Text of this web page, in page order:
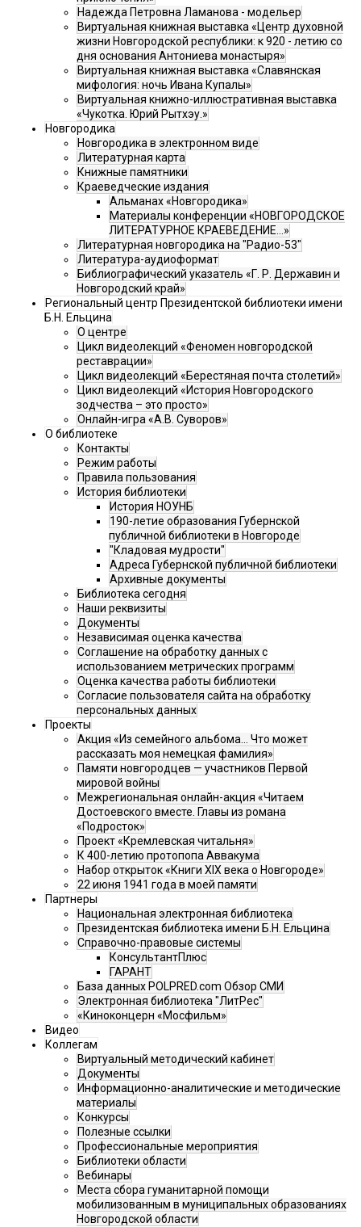
Надежда Петровна Ламанова - модельер
Виртуальная книжная выставка «Центр духовной
жизни Новгородской республики: к 920 - летию со
дня основания Антониева монастыря»
Виртуальная книжная выставка «Славянская
мифология: ночь Ивана Купалы»
Виртуальная книжно-иллюстративная выставка
«Чукотка. Юрий Рытхэу.»
Новгородика
Новгородика в электронном виде
Литературная карта
Книжные памятники
Краеведческие издания
Альманах «Новгородика»
Материалы конференции «НОВГОРОДСКОЕ
ЛИТЕРАТУРНОЕ КРАЕВЕДЕНИЕ...»
Литературная новгородика на "Радио-53"
Литература-аудиоформат
Библиографический указатель «Г. Р. Державин и
Новгородский край»
Региональный центр Президентской библиотеки имени
Б.Н. Ельцина
О центре
Цикл видеолекций «Феномен новгородской
реставрации»
Цикл видеолекций «Берестяная почта столетий»
Цикл видеолекций «История Новгородского
зодчества – это просто»
Онлайн-игра «А.В. Суворов»
О библиотеке
Контакты
Режим работы
Правила пользования
История библиотеки
История НОУНБ
190-летие образования Губернской
публичной библиотеки в Новгороде
"Кладовая мудрости"
Адреса Губернской публичной библиотеки
Архивные документы
Библиотека сегодня
Наши реквизиты
Документы
Независимая оценка качества
Соглашение на обработку данных с
использованием метрических программ
Оценка качества работы библиотеки
Согласие пользователя сайта на обработку
персональных данных
Проекты
Акция «Из семейного альбома... Что может
рассказать моя немецкая фамилия»
Памяти новгородцев — участников Первой
мировой войны
Межрегиональная онлайн-акция «Читаем
Достоевского вместе. Главы из романа
«Подросток»
Проект «Кремлевская читальня»
К 400-летию протопопа Аввакума
Набор открыток «Книги XIX века о Новгороде»
22 июня 1941 года в моей памяти
Партнеры
Национальная электронная библиотека
Президентская библиотека имени Б.Н. Ельцина
Справочно-правовые системы
КонсультантПлюс
ГАРАНТ
База данных POLPRED.com Обзор СМИ
Электронная библиотека "ЛитРес"
«Киноконцерн «Мосфильм»
Видео
Коллегам
Виртуальный методический кабинет
Документы
Информационно-аналитические и методические
материалы
Конкурсы
Полезные ссылки
Профессиональные мероприятия
Библиотеки области
Вебинары
Места сбора гуманитарной помощи
мобилизованным в муниципальных образованиях
Новгородской области